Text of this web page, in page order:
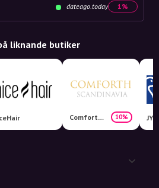
dateago.today 1%
liknande butiker
Comforth Scandinavia 10%